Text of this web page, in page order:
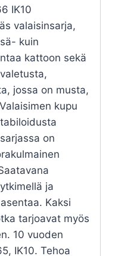
IK10
valaisinsarja,
kuin
kattoon sekä
jossa on musta,
kupu
on
ja
Kaksi
tarjoavat myös
10 vuoden
IK10. Tehoa